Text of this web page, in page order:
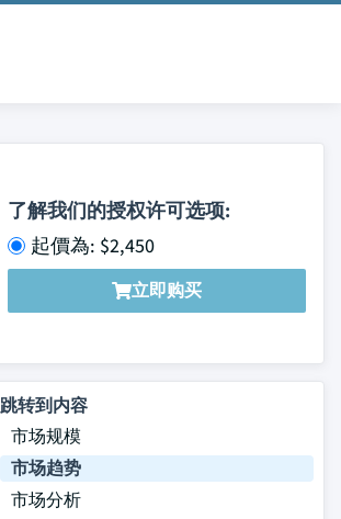
了解我们的授权许可选项:
起價為: $2,450
立即购买
跳转到内容
市场规模
市场趋势
市场分析